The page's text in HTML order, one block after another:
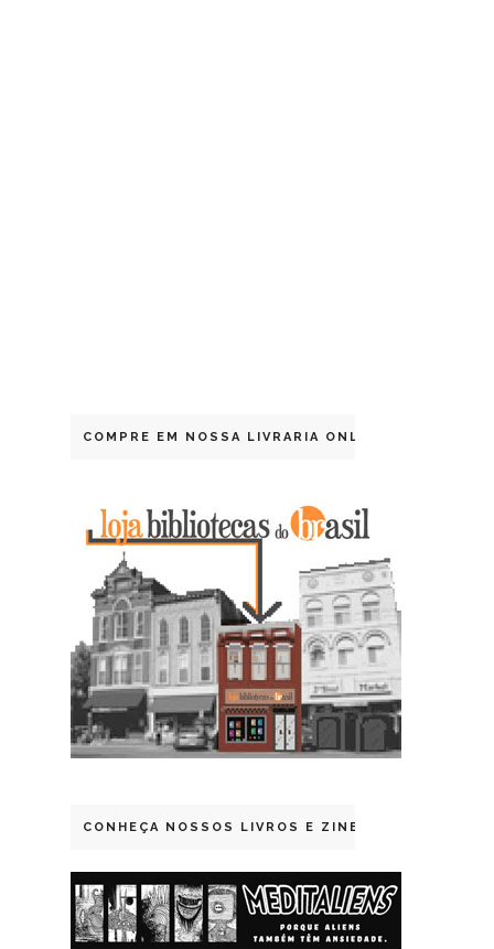
COMPRE EM NOSSA LIVRARIA ONLINE
CONHEÇA NOSSOS LIVROS E ZINES